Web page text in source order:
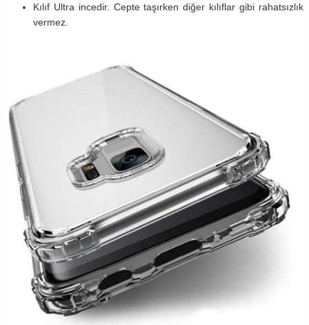
Kılıf Ultra incedir. Cepte taşırken diğer kılıflar gibi rahatsızlık
vermez.